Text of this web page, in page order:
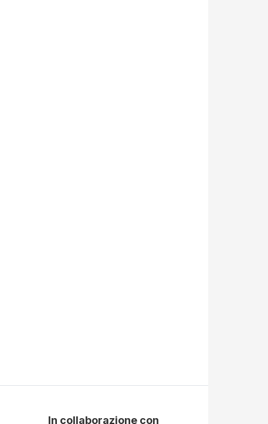
In collaborazione con